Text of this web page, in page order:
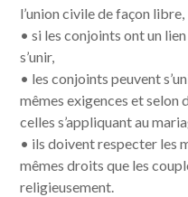
l’union civile de façon libre,
• si les conjoints ont un
s’unir,
• les conjoints peuvent
mêmes exigences et
celles s’appliquant au
• ils doivent respecter les
mêmes droits que les
religieusement.